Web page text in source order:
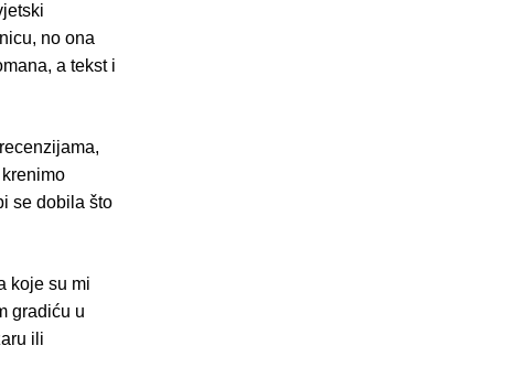
no ona
a tekst i
se dobila što
koje su mi
gradiću u
ili